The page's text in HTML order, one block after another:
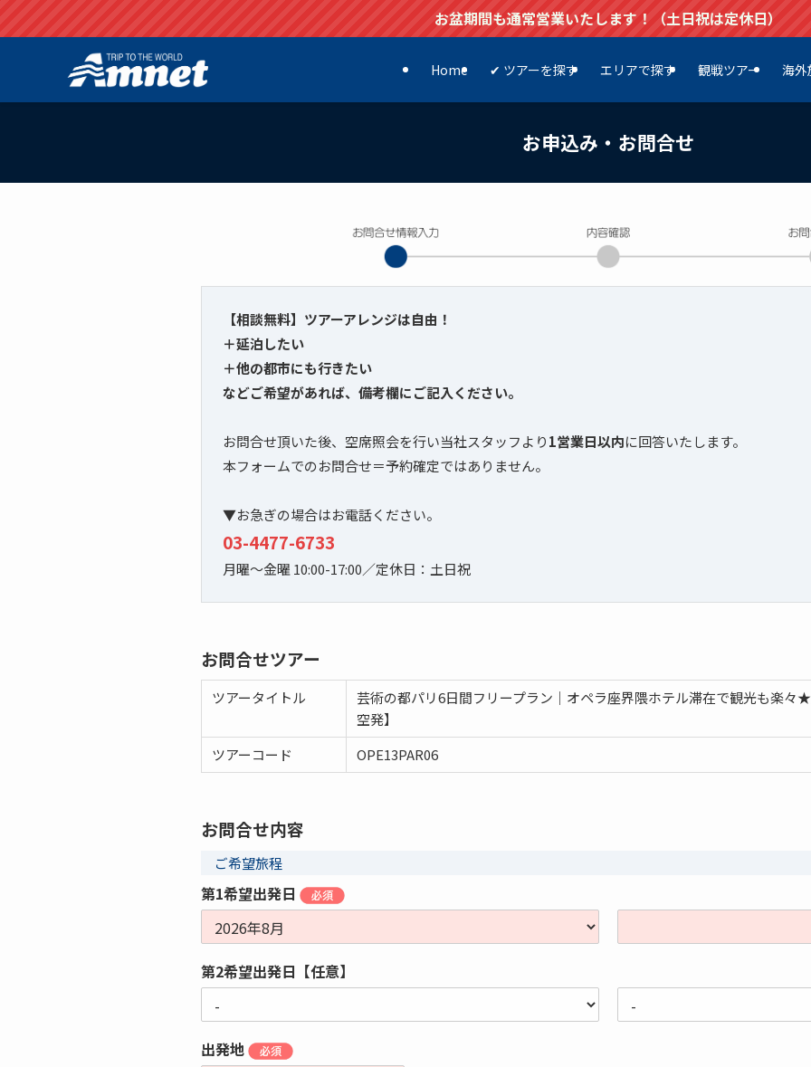
お盆期間も通常営業いたします！（土日祝は定休日）
Home ✔ ツアーを探す エリアで探す 観戦ツアー 海外
お申込み・お問合せ
【相談無料】ツアーアレンジは自由！
＋延泊したい
＋他の都市にも行きたい
などご希望があれば、備考欄にご記入ください。
お問合せ頂いた後、空席照会を行い当社スタッフより1営業日以内に回答いたします。
本フォームでのお問合せ＝予約確定ではありません。
▼お急ぎの場合はお電話ください。
03-4477-6733
月曜～金曜 10:00-17:00／定休日：土日祝
お問合せツアー
ツアータイトル
芸術の都パリ6日間フリープラン｜オペラ座界隈ホテル滞在で観光も楽々
空発】
ツアーコード
OPE13PAR06
お問合せ内容
ご希望旅程
第1希望出発日
第2希望出発日【任意】
出発地